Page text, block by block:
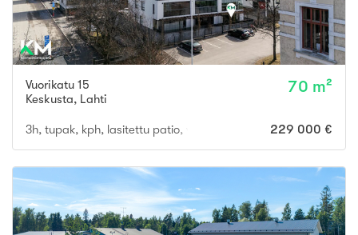
Vuorikatu 15
Keskusta, Lahti
70 m²
3h, tupak, kph, lasitettu patio, varasto 229 000 €